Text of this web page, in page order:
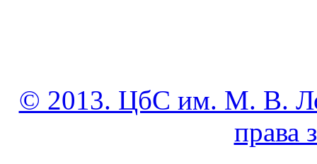
© 2013. ЦбС им. М. В.
права